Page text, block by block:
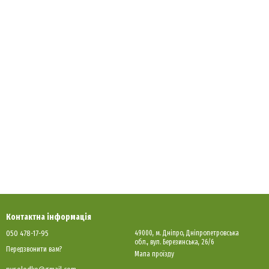
Контактна інформація
050 478-17-95
Передзвонити вам?
49000, м. Днiпро, Днiпропетровська
обл., вул. Березинська, 26/6
Мапа проїзду